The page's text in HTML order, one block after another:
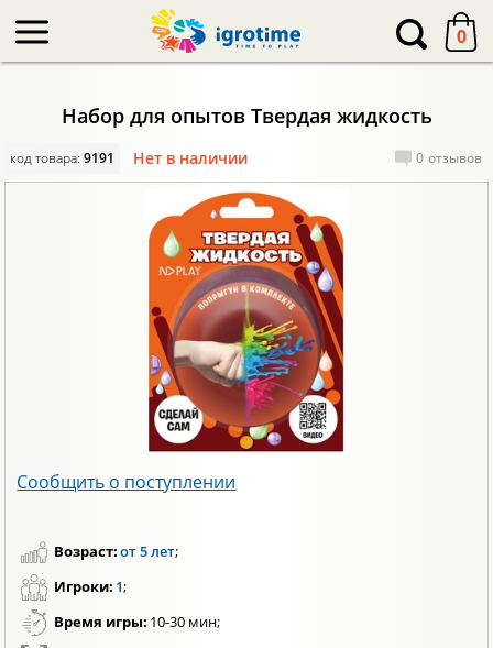
0
Набор для опытов Твердая жидкость
код товара:9191 Нет в наличии 0 отзывов
Сообщить о поступлении
Возраст:от 5 лет;
Игроки: 1;
Время игры: 10-30 мин;